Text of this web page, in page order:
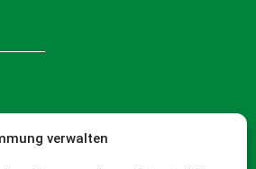
verwalten